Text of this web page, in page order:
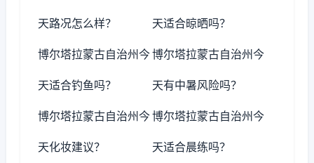
天路况怎么样？ 天适合晾晒吗？
博尔塔拉蒙古自治州今
天适合钓鱼吗？
博尔塔拉蒙古自治州今
天有中暑风险吗？
博尔塔拉蒙古自治州今
天化妆建议？
博尔塔拉蒙古自治州今
天适合晨练吗？